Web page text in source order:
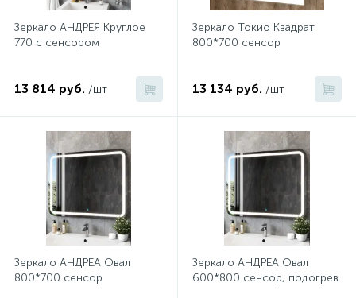
Зеркало АНДРЕЯ Круглое
770 с сенсором
13 814 руб. /шт
Зеркало Токио Квадрат
800*700 сенсор
13 134 руб. /шт
Зеркало АНДРЕА Овал
800*700 сенсор
Зеркало АНДРЕА Овал
600*800 сенсор, подогрев